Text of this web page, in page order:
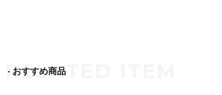
- おすすめ商品